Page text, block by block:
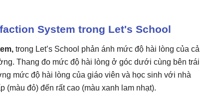
System trong Let's School
trong Let’s School phản ánh mức độ hài lòng của cả
Thang đo mức độ hài lòng ở góc dưới cùng bên trái
mức độ hài lòng của giáo viên và học sinh với nhà
(màu đỏ) đến rất cao (màu xanh lam nhạt).